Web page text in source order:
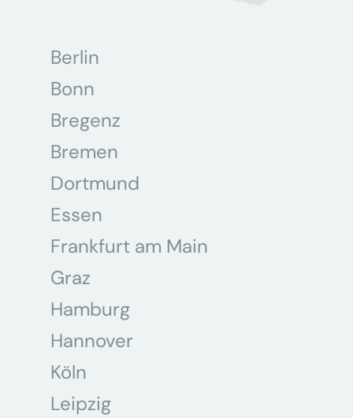
Berlin
Bonn
Bregenz
Bremen
Dortmund
Essen
Frankfurt am Main
Graz
Hamburg
Hannover
Köln
Leipzig